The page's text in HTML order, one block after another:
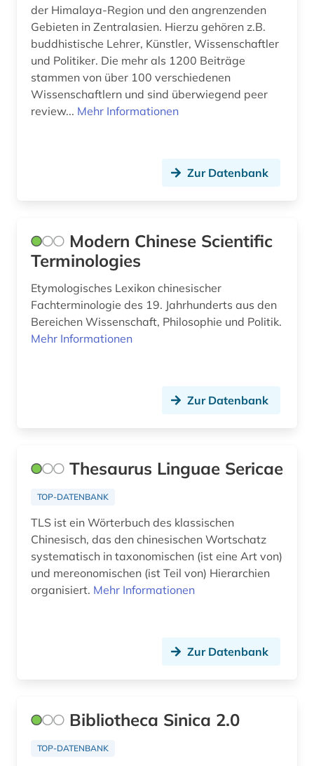
der Himalaya-Region und den angrenzenden
Gebieten in Zentralasien. Hierzu gehören z.B.
buddhistische Lehrer, Künstler, Wissenschaftler
und Politiker. Die mehr als 1200 Beiträge
stammen von über 100 verschiedenen
Wissenschaftlern und sind überwiegend peer
review... Mehr Informationen
Zur Datenbank
Modern Chinese Scientific
Terminologies
Etymologisches Lexikon chinesischer
Fachterminologie des 19. Jahrhunderts aus den
Bereichen Wissenschaft, Philosophie und Politik.
Mehr Informationen
Zur Datenbank
Thesaurus Linguae Sericae
TOP-DATENBANK
TLS ist ein Wörterbuch des klassischen
Chinesisch, das den chinesischen Wortschatz
systematisch in taxonomischen (ist eine Art von)
und mereonomischen (ist Teil von) Hierarchien
organisiert. Mehr Informationen
Zur Datenbank
Bibliotheca Sinica 2.0
TOP-DATENBANK